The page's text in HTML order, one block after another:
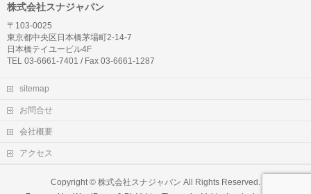
株式会社スナジャパン
〒103-0025
東京都中央区日本橋茅場町2-14-7
日本橋テイユービル4F
TEL 03-6661-7401 / Fax 03-6661-1287
sitemap
お問合せ
会社概要
アクセス
Copyright © 株式会社スナジャパン All Rights Reserved.